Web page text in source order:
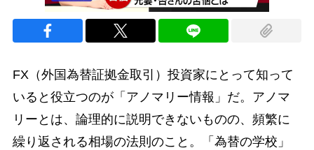
FX（外国為替証拠金取引）投資家にとって知って
いると役立つのが「アノマリー情報」だ。アノマ
リーとは、論理的に説明できないものの、頻繁に
繰り返される相場の法則のこと。「為替の学校」